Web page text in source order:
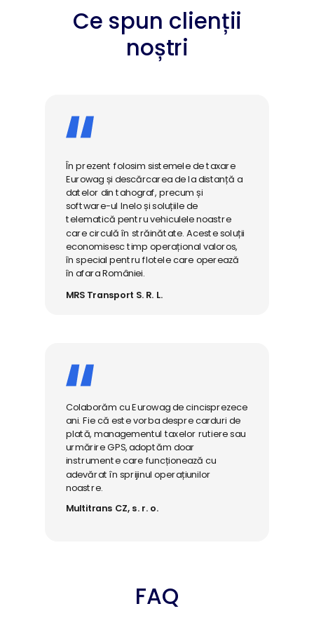
Ce spun clienții
noștri
În prezent folosim sistemele de taxare
Eurowag și descărcarea de la distanță a
datelor din tahograf, precum și
software-ul Inelo și soluțiile de
telematică pentru vehiculele noastre
care circulă în străinătate. Aceste soluții
economisesc timp operațional valoros,
în special pentru flotele care operează
în afara României.
MRS Transport S. R. L.
Colaborăm cu Eurowag de cincisprezece
ani. Fie că este vorba despre carduri de
plată, managementul taxelor rutiere sau
urmărire GPS, adoptăm doar
instrumente care funcționează cu
adevărat în sprijinul operațiunilor
noastre.
Multitrans CZ, s. r. o.
FAQ